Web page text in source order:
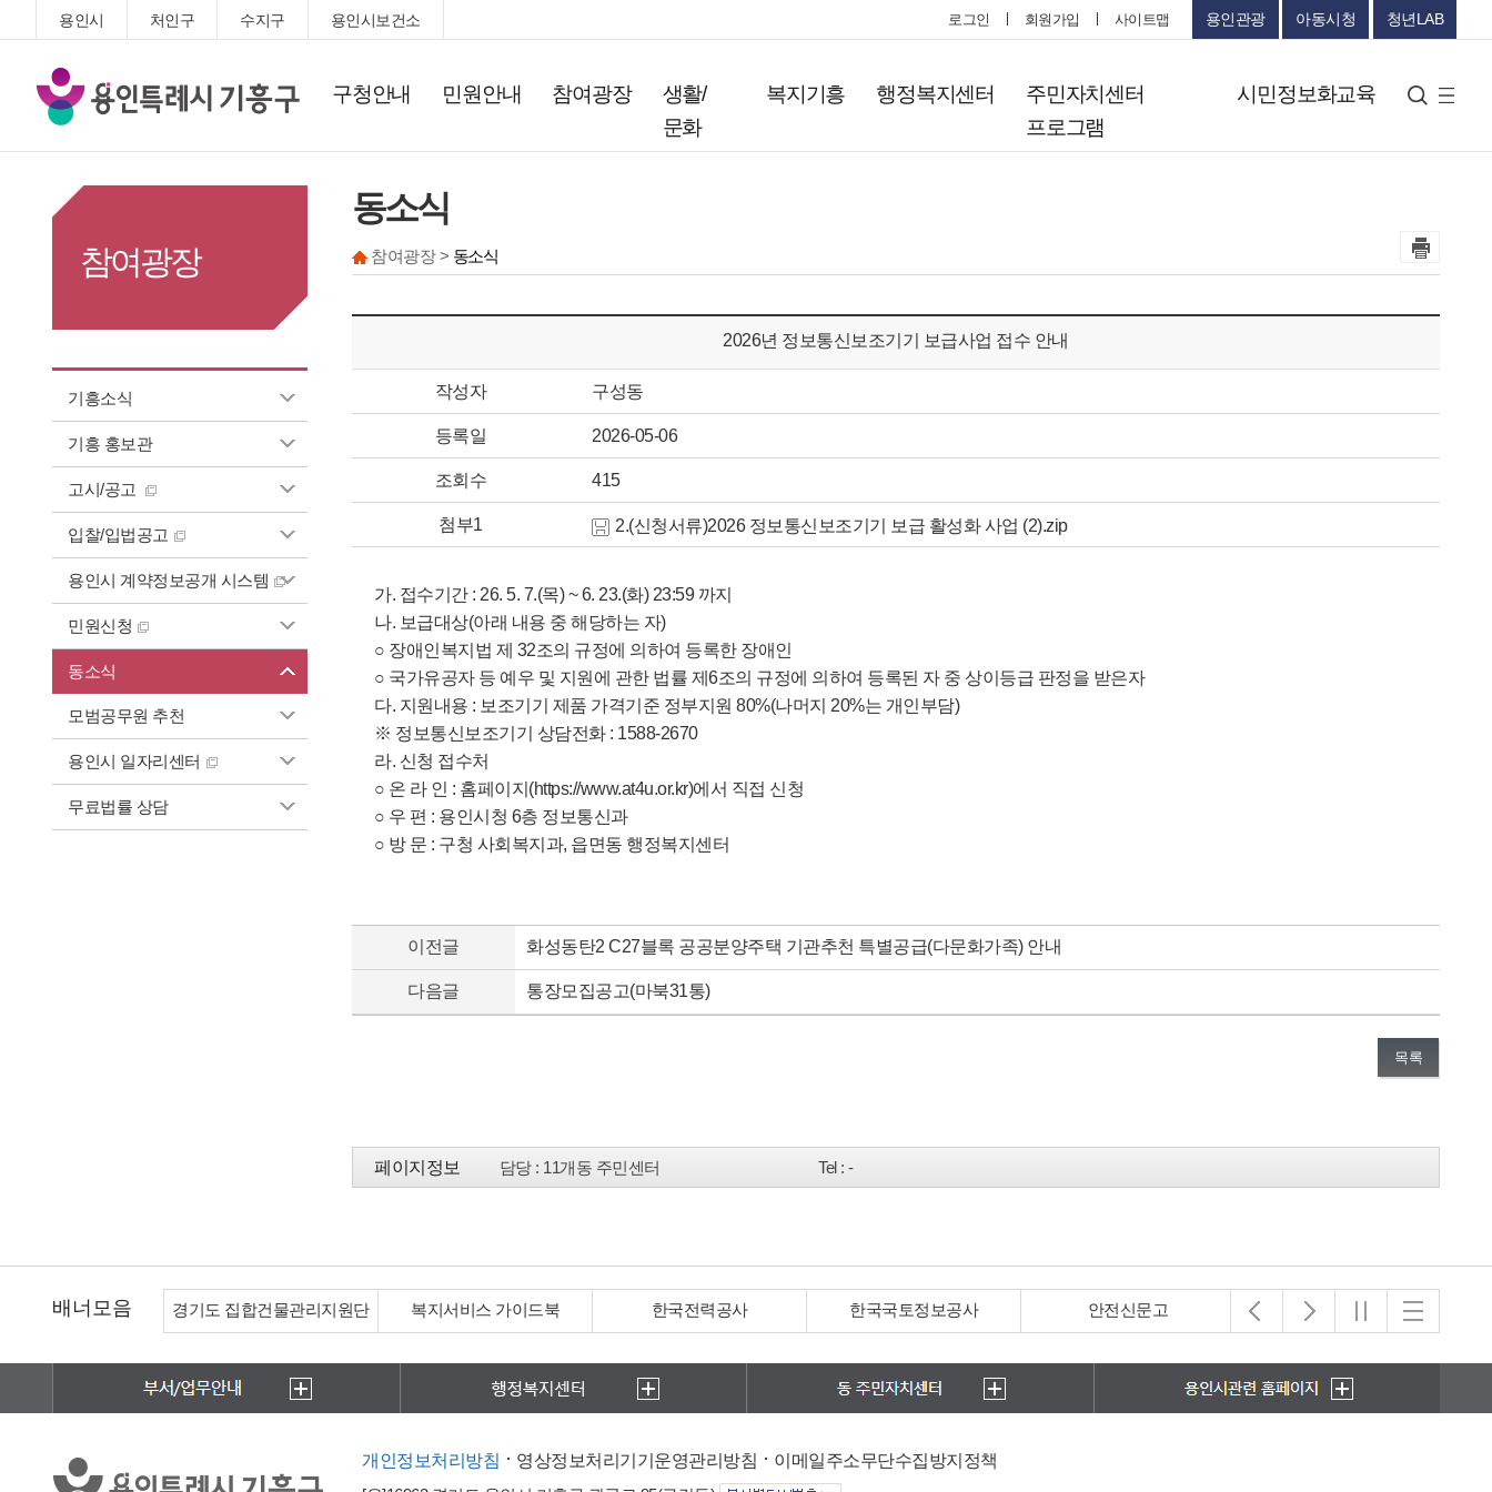
용인시 처인구 수지구 용인시보건소 로그인 회원가입 사이트맵 용인관광 아동시청 청년LAB
기
흥
구청안내 민원안내 참여광장
생활/
문화
복지기흥 행정복지센터
주민자치센터
프로그램
시민정보화교육 검색
사
트
참여광장
기흥소식
기흥 홍보관
고시/공고
입찰/입법공고
용인시 계약정보공개 시스템
민원신청
동소식
모범공무원 추천
용인시 일자리센터
무료법률 상담
동소식
참여광장 > 동소식
2026년 정보통신보조기기 보급사업 접수 안내
작성자 구성동
등록일 2026-05-06
조회수 415
첨부1 2.(신청서류)2026 정보통신보조기기 보급 활성화 사업 (2).zip
가. 접수기간 : 26. 5. 7.(목) ~ 6. 23.(화) 23:59 까지
나. 보급대상(아래 내용 중 해당하는 자)
○ 장애인복지법 제 32조의 규정에 의하여 등록한 장애인
○ 국가유공자 등 예우 및 지원에 관한 법률 제6조의 규정에 의하여 등록된 자 중 상이등급 판정을 받은자
다. 지원내용 : 보조기기 제품 가격기준 정부지원 80%(나머지 20%는 개인부담)
※ 정보통신보조기기 상담전화 : 1588-2670
라. 신청 접수처
○ 온 라 인 : 홈페이지(https://www.at4u.or.kr)에서 직접 신청
○ 우 편 : 용인시청 6층 정보통신과
○ 방 문 : 구청 사회복지과, 읍면동 행정복지센터
이전글 화성동탄2 C27블록 공공분양주택 기관추천 특별공급(다문화가족) 안내
다음글 통장모집공고(마북31통)
목록
페이지정보 담당: 11개동 주민센터 Tel: -
배너모음 경기도 집합건물관리지원단 복지서비스 가이드북 한국전력공사 한국국토정보공사 안전신문고 아동보호전문기관
개인정보처리방침 영상정보처리기기운영관리방침
이메일주소무단수집방지정책